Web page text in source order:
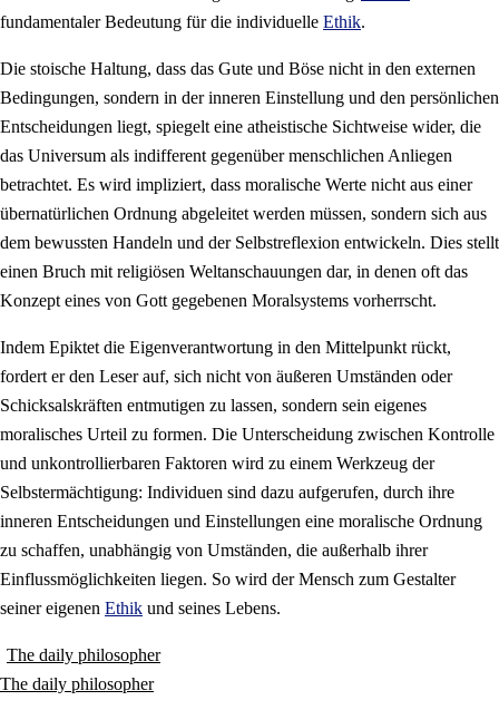
fundamentaler Bedeutung für die individuelle Ethik.
Die stoische Haltung, dass das Gute und Böse nicht in den externen
Bedingungen, sondern in der inneren Einstellung und den persönlichen
Entscheidungen liegt, spiegelt eine atheistische Sichtweise wider, die
das Universum als indifferent gegenüber menschlichen Anliegen
betrachtet. Es wird impliziert, dass moralische Werte nicht aus einer
übernatürlichen Ordnung abgeleitet werden müssen, sondern sich aus
dem bewussten Handeln und der Selbstreflexion entwickeln. Dies stellt
einen Bruch mit religiösen Weltanschauungen dar, in denen oft das
Konzept eines von Gott gegebenen Moralsystems vorherrscht.
Indem Epiktet die Eigenverantwortung in den Mittelpunkt rückt,
fordert er den Leser auf, sich nicht von äußeren Umständen oder
Schicksalskräften entmutigen zu lassen, sondern sein eigenes
moralisches Urteil zu formen. Die Unterscheidung zwischen Kontrolle
und unkontrollierbaren Faktoren wird zu einem Werkzeug der
Selbstermächtigung: Individuen sind dazu aufgerufen, durch ihre
inneren Entscheidungen und Einstellungen eine moralische Ordnung
zu schaffen, unabhängig von Umständen, die außerhalb ihrer
Einflussmöglichkeiten liegen. So wird der Mensch zum Gestalter
seiner eigenen Ethik und seines Lebens.
Beitragsnavigation
The daily philosopher
The daily philosopher